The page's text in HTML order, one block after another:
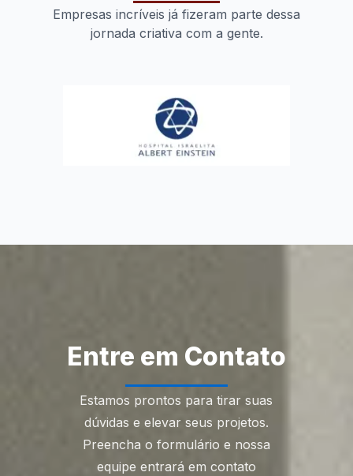
Empresas incríveis já fizeram parte dessa
jornada criativa com a gente.
Entre em Contato
Estamos prontos para tirar suas
dúvidas e elevar seus projetos.
Preencha o formulário e nossa
equipe entrará em contato